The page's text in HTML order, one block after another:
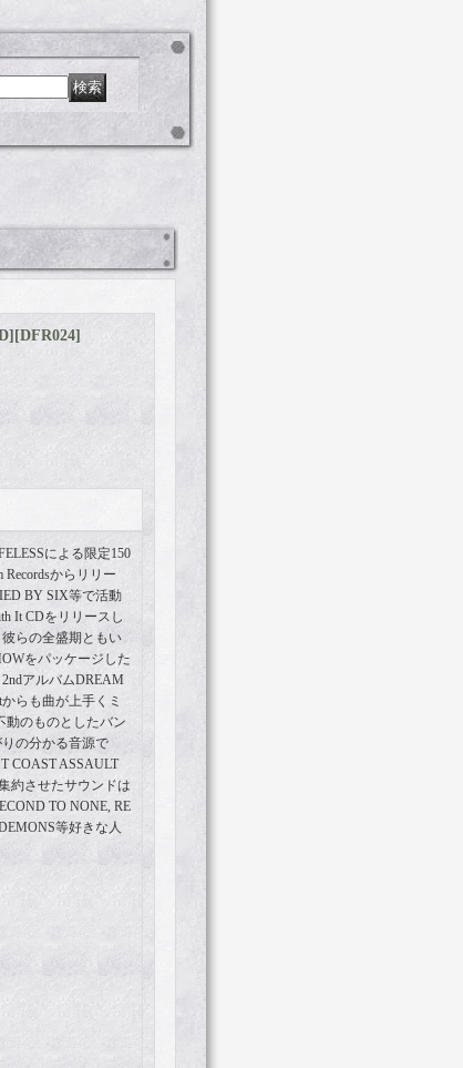
[DFR024]
による限定150
からリリー
BY SIX等で活動
It CDをリリースし
らの全盛期ともい
をパッケージした
アルバムDREAM
らも曲が上手くミ
動のものとしたバン
の分かる音源で
COAST ASSAULT
約させたサウンドは
TO NONE, RE
等好きな人